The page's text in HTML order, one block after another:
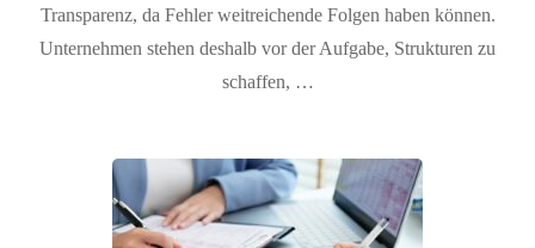
Transparenz, da Fehler weitreichende Folgen haben können.
Unternehmen stehen deshalb vor der Aufgabe, Strukturen zu
schaffen, …